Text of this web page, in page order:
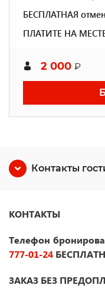
БЕСПЛАТНАЯ
ПЛАТИТЕ НА МЕСТЕ
2 000 ₽
Контакты
КОНТАКТЫ
Телефон
777-01-24
ЗАКАЗ БЕЗ